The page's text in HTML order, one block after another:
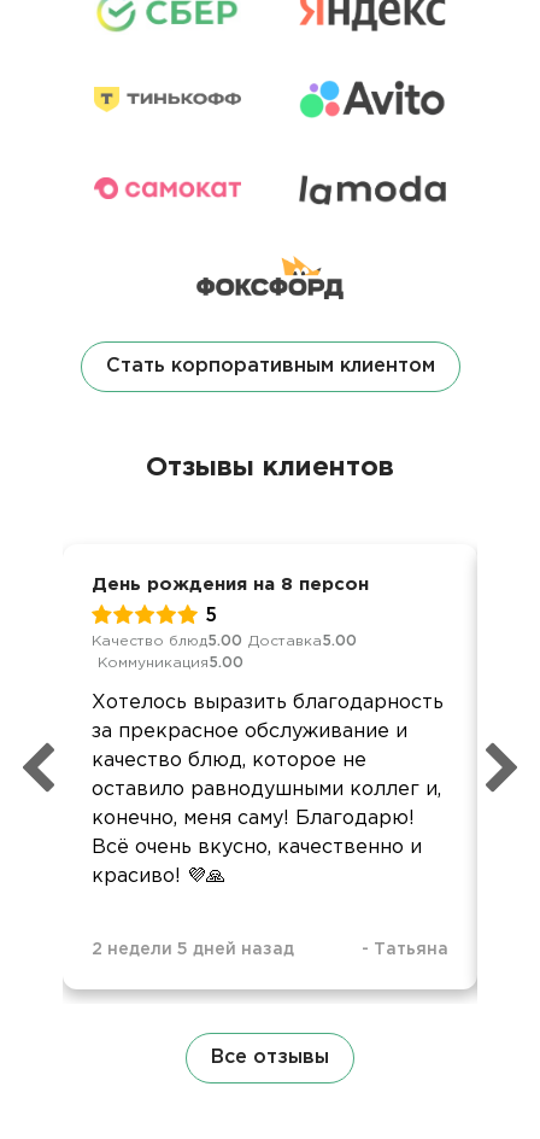
Стать корпоративным клиентом
Отзывы клиентов
День рождения на 8 персон
5
Качество блюд5.00 Доставка5.00
Коммуникация5.00
Хотелось выразить благодарность
за прекрасное обслуживание и
качество блюд, которое не
оставило равнодушными коллег и,
конечно, меня саму! Благодарю!
Всё очень вкусно, качественно и
красиво! 💜🙏
2 недели 5 дней назад - Татьяна
Все отзывы